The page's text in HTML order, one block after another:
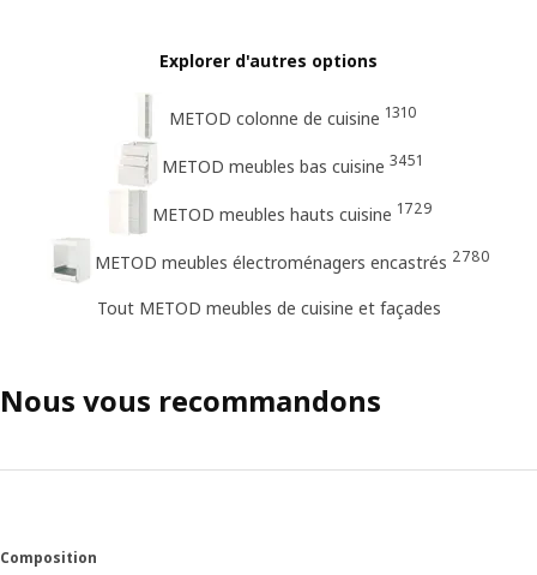
Explorer d'autres options
METOD colonne de cuisine 1310
METOD meubles bas cuisine 3451
METOD meubles hauts cuisine 1729
METOD meubles électroménagers encastrés 2780
Tout METOD meubles de cuisine et façades
Nous vous recommandons
Composition